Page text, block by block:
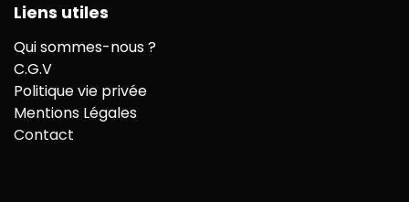
Liens utiles
Qui sommes-nous ?
C.G.V
Politique vie privée
Mentions Légales
Contact